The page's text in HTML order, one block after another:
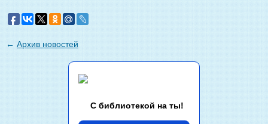
← Архив новостей
С библиотекой на ты!